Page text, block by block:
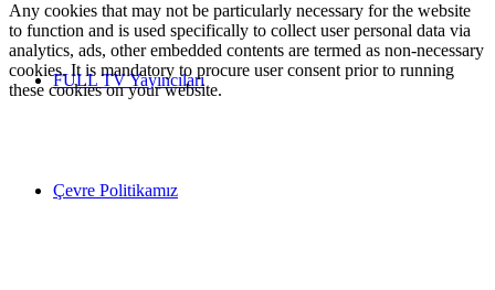
FULL TV Yayıncıları
Çevre Politikamız
Any cookies that may not be particularly necessary for the website
to function and is used specifically to collect user personal data via
analytics, ads, other embedded contents are termed as non-necessary
cookies. It is mandatory to procure user consent prior to running
these cookies on your website.